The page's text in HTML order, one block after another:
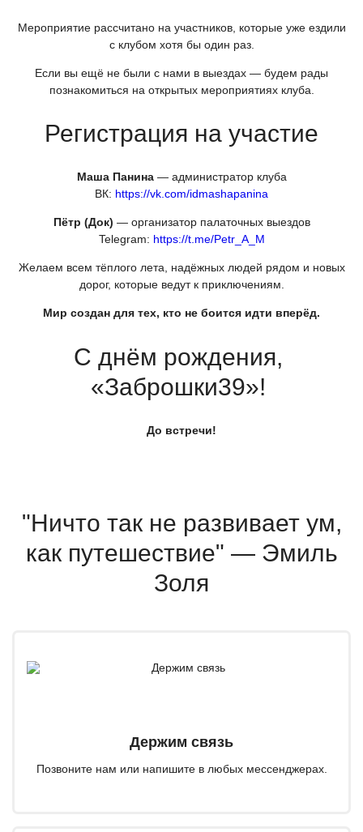
Мероприятие рассчитано на участников, которые уже ездили
с клубом хотя бы один раз.
Если вы ещё не были с нами в выездах — будем рады
познакомиться на открытых мероприятиях клуба.
Регистрация на участие
Маша Панина— администратор клуба
ВК: https://vk.com/idmashapanina
Пётр (Док) — организатор палаточных выездов
Telegram: https://t.me/Petr_A_M
Желаем всем тёплого лета, надёжных людей рядом и новых
дорог, которые ведут к приключениям.
Мир создан для тех, кто не боится идти вперёд.
С днём рождения,
«Заброшки39»!
До встречи!
"Ничто так не развивает ум,
как путешествие" — Эмиль
Золя
Держим связь
Позвоните нам или напишите в любых мессенджерах.